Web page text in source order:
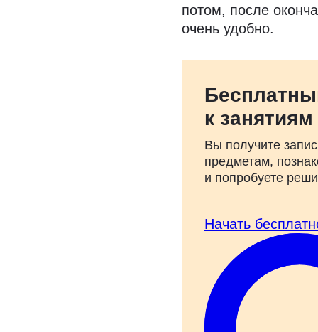
потом, после
очень удобно.
к
Вы получите
предметам,
и попробуете
Начать